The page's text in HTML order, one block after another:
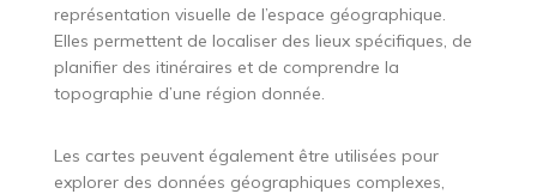
représentation visuelle de l’espace géographique.
Elles permettent de localiser des lieux spécifiques, de
planifier des itinéraires et de comprendre la
topographie d’une région donnée.
Les cartes peuvent également être utilisées pour
explorer des données géographiques complexes,